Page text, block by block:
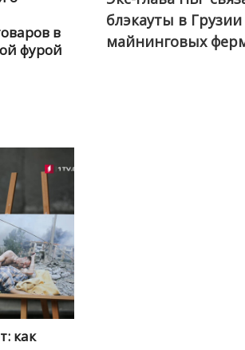
в
фурой
как
блэкауты в
майнинговых